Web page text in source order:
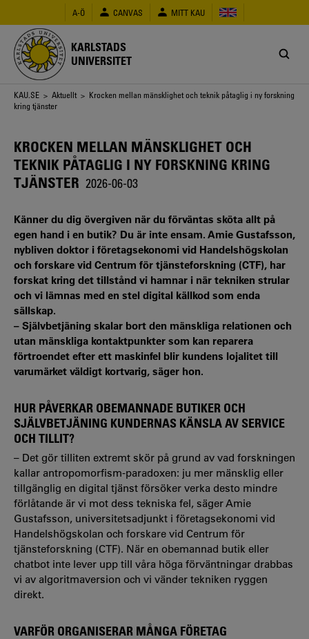
huvudinnehåll
A-Ö CANVAS MITT KAU
KARLSTADS
UNIVERSITET
Länkstig
KAU.SE > Aktuellt > Krocken mellan mänsklighet och teknik påtaglig i ny forskning
kring tjänster
KROCKEN MELLAN MÄNSKLIGHET OCH
TEKNIK PÅTAGLIG I NY FORSKNING KRING
TJÄNSTER 2026-06-03
Känner du dig övergiven när du förväntas sköta allt på
egen hand i en butik? Du är inte ensam. Amie Gustafsson,
nybliven doktor i företagsekonomi vid Handelshögskolan
och forskare vid Centrum för tjänsteforskning (CTF), har
forskat kring det tillstånd vi hamnar i när tekniken strular
och vi lämnas med en stel digital källkod som enda
sällskap.
– Självbetjäning skalar bort den mänskliga relationen och
utan mänskliga kontaktpunkter som kan reparera
förtroendet efter ett maskinfel blir kundens lojalitet till
varumärket väldigt kortvarig, säger hon.
HUR PÅVERKAR OBEMANNADE BUTIKER OCH
SJÄLVBETJÄNING KUNDERNAS KÄNSLA AV SERVICE
OCH TILLIT?
– Det gör tilliten extremt skör på grund av vad forskningen
kallar antropomorfism-paradoxen: ju mer mänsklig eller
tillgänglig en digital tjänst försöker verka desto mindre
förlåtande är vi mot dess tekniska fel, säger Amie
Gustafsson, universitetsadjunkt i företagsekonomi vid
Handelshögskolan och forskare vid Centrum för
tjänsteforskning (CTF). När en obemannad butik eller
chatbot inte lever upp till våra höga förväntningar drabbas
vi av algoritmaversion och vi vänder tekniken ryggen
direkt.
VARFÖR ORGANISERAR MÅNGA FÖRETAG